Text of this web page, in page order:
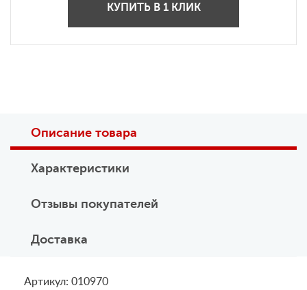
КУПИТЬ В 1 КЛИК
Описание товара
Характеристики
Отзывы покупателей
Доставка
Артикул: 010970